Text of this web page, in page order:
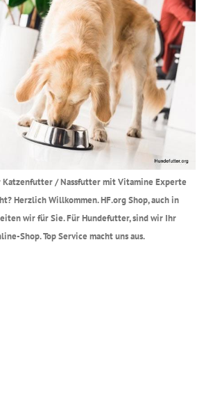
/ Nassfutter mit Vitamine Experte
Herzlich Willkommen. HF.org Shop, auch in
wir für Sie. Für Hundefutter, sind wir Ihr
Shop. Top Service macht uns aus.